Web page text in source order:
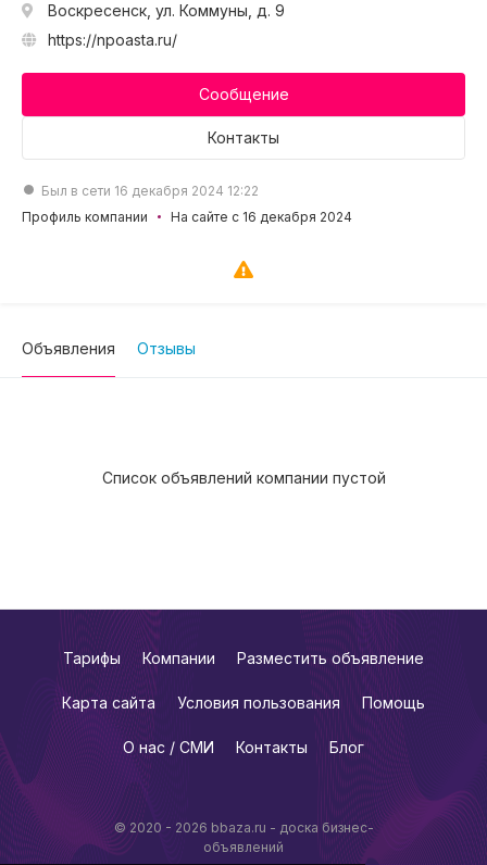
Воскресенск, ул. Коммуны, д. 9
https://npoasta.ru/
Сообщение
Контакты
Был в сети 16 декабря 2024 12:22
Профиль компании
На сайте с 16 декабря 2024
Объявления Отзывы
Список объявлений компании пустой
© 2020 - 2026 bbaza.ru - доска бизнес-
объявлений
Тарифы Компании Разместить объявление
Карта сайта Условия пользования Помощь
О нас / СМИ Контакты Блог